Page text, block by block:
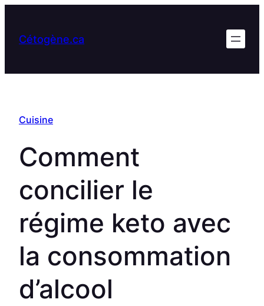
contenu
Cétogène.ca
Cuisine
Comment
concilier le
régime keto avec
la consommation
d’alcool